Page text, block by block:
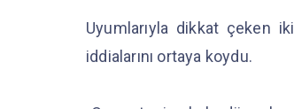
Uyumlarıyla dikkat çeken
iddialarını ortaya koydu.